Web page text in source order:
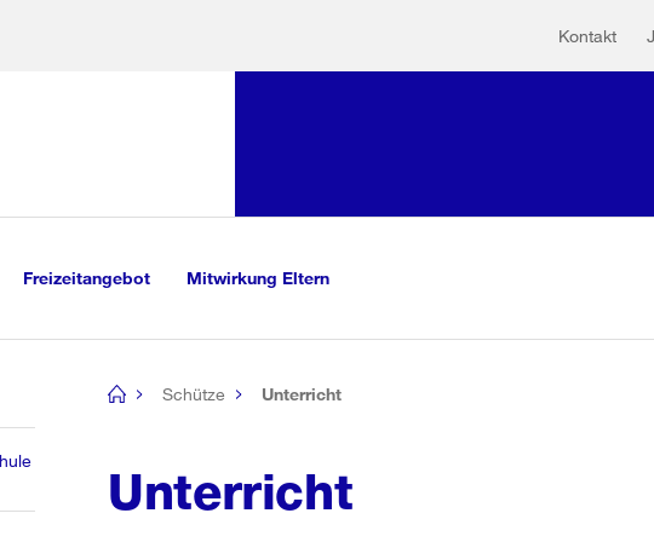
Kontakt
Freizeitangebot Mitwirkung Eltern
[no
Schütze Unterricht
Unterricht